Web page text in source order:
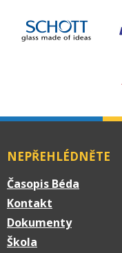
NEPŘEHLÉDNĚTE
Časopis Béda
Kontakt
Dokumenty
Škola